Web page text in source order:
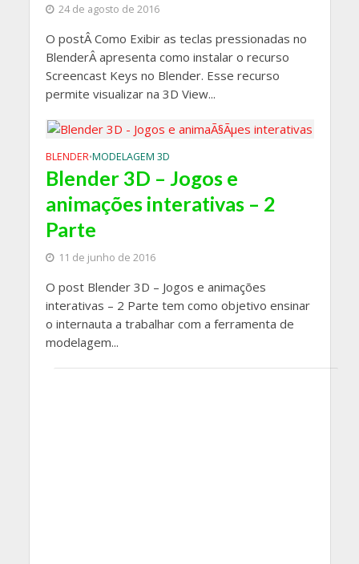
24 de agosto de 2016
O postÂ Como Exibir as teclas pressionadas no
BlenderÂ apresenta como instalar o recurso
Screencast Keys no Blender. Esse recurso
permite visualizar na 3D View...
BLENDER•MODELAGEM 3D
Blender 3D – Jogos e
animações interativas – 2
Parte
11 de junho de 2016
O post Blender 3D – Jogos e animações
interativas – 2 Parte tem como objetivo ensinar
o internauta a trabalhar com a ferramenta de
modelagem...